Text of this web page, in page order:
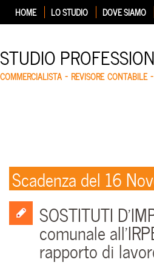
HOME LO STUDIO DOVE SIAMO
STUDIO
COMMERCIALISTA – REVISORE
Scadenza del 16
SOSTITUTI
comunale
rapporto di